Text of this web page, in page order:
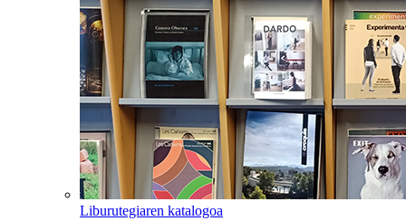
Liburutegiaren katalogoa